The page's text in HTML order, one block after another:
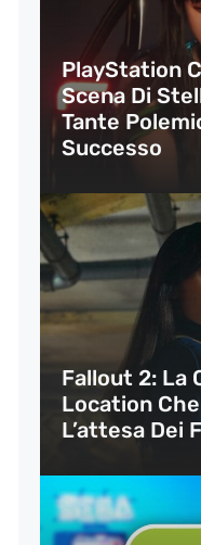
PlayStation
Scena Di
Tante
Successo
Fallout 2: La
Location
L’attesa Dei